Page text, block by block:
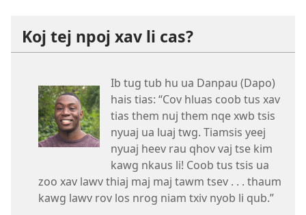
Koj tej npoj xav li cas?
Ib tug tub hu ua Danpau (Dapo)
hais tias: “Cov hluas coob tus xav
tias them nuj them nqe xwb tsis
nyuaj ua luaj twg. Tiamsis yeej
nyuaj heev rau qhov vaj tse kim
kawg nkaus li! Coob tus tsis ua
zoo xav lawv thiaj maj maj tawm tsev . . . thaum
kawg lawv rov los nrog niam txiv nyob li qub.”